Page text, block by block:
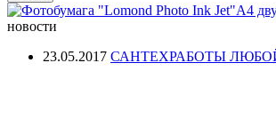
новости
23.05.2017 САНТЕХРАБОТЫ